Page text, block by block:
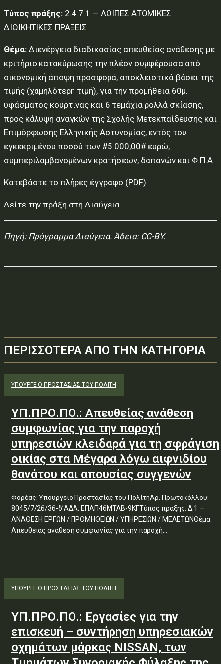
Τύπος πράξης: 2.4.7.1 — ΛΟΙΠΕΣ ΑΤΟΜΙΚΕΣ
ΔΙΟΙΚΗΤΙΚΕΣ ΠΡΑΞΕΙΣ
Θέμα: Διενέργεια διαδικασίας απευθείας ανάθεσης με
κριτήριο κατακύρωσης την πλέον συμφέρουσα από
οικονομική άποψη προσφορά, αποκλειστικά βάσει της
τιμής (χαμηλότερη τιμή), για την προμήθεια 60μ.
υφάσματος κουρτίνας και 6 τεμάχια ρολλά σκίασης,
προς κάλυψη αναγκών της Σχολής Μετεκπαίδευσης και
Επιμόρφωσης Ελληνικής Αστυνομίας, εντός του
εγκεκριμένου ποσού των #5.000,00# ευρώ,
συμπεριλαμβανομένων κρατήσεων, δαπανών και Φ.Π.Α
Κατεβάστε το πλήρες έγγραφο (PDF)
Δείτε την πράξη στη Διαύγεια
Πηγή: Πρόγραμμα Διαύγεια. Άδεια: CC-BY.
ΠΕΡΙΣΣΟΤΕΡΑ ΑΠΟ ΤΗΝ ΚΑΤΗΓΟΡΙΑ
ΥΠΟΥΡΓΕΊΟ ΠΡΟΣΤΑΣΊΑΣ ΤΟΥ ΠΟΛΊΤΗ
ΥΠ.ΠΡΟ.ΠΟ.: Απευθείας ανάθεση
συμφωνίας για την παροχή
υπηρεσιών κλειδαρά για τη σφράγιση
οικίας στα Μέγαρα λόγω αιφνιδίου
θανάτου και απουσίας συγγενών
Φορέας: Υπουργείο Προστασίας του ΠολίτηΑρ. Πρωτοκόλλου:
8045/7/26/36-δ’ΑΔΑ: ΕΠΑΠ46ΜΤΛΒ-9ΚΓΤύπος πράξης: Δ.1 —
ΑΝΑΘΕΣΗ ΕΡΓΩΝ / ΠΡΟΜΗΘΕΙΩΝ / ΥΠΗΡΕΣΙΩΝ / ΜΕΛΕΤΩΝΘέμα:
Απευθείας ανάθεση συμφωνίας για την παροχή...
ΥΠΟΥΡΓΕΊΟ ΠΡΟΣΤΑΣΊΑΣ ΤΟΥ ΠΟΛΊΤΗ
ΥΠ.ΠΡΟ.ΠΟ.: Εργασίες για την
επισκευή – συντήρηση υπηρεσιακών
οχημάτων μάρκας NISSAN, των